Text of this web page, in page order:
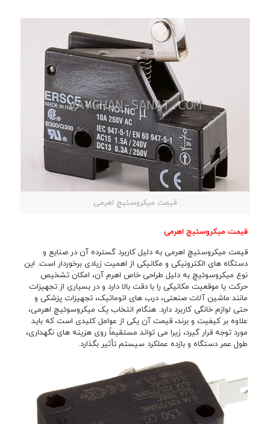
قیمت میکروسئیچ اهرمی
قیمت میکروسئیچ اهرمی
قیمت میکروسئیچ اهرمی به دلیل کاربرد گسترده آن در صنایع و
دستگاه های الکترونیکی و مکانیکی از اهمیت زیادی برخوردار است. این
نوع میکروسوئیچ به دلیل طراحی خاص اهرم آن، امکان تشخیص
حرکت یا موقعیت مکانیکی را با دقت بالا دارد و در بسیاری از تجهیزات
مانند ماشین آلات صنعتی، درب های اتوماتیک، تجهیزات پزشکی و
حتی لوازم خانگی کاربرد دارد. هنگام انتخاب یک میکروسوئیچ اهرمی،
علاوه بر کیفیت و برند، قیمت آن یکی از عوامل کلیدی است که باید
مورد توجه قرار گیرد، زیرا می تواند مستقیماً روی هزینه های نگهداری،
طول عمر دستگاه و بازده عملکرد سیستم تأثیر بگذارد.